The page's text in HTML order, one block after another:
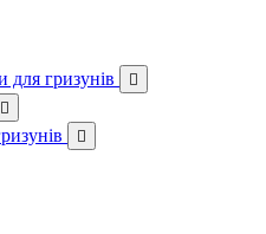
для гризунів 

